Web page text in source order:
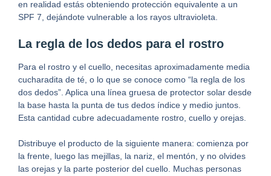
en realidad estás obteniendo protección equivalente a un
SPF 7, dejándote vulnerable a los rayos ultravioleta.
La regla de los dedos para el rostro
Para el rostro y el cuello, necesitas aproximadamente media
cucharadita de té, o lo que se conoce como “la regla de los
dos dedos”. Aplica una línea gruesa de protector solar desde
la base hasta la punta de tus dedos índice y medio juntos.
Esta cantidad cubre adecuadamente rostro, cuello y orejas.
Distribuye el producto de la siguiente manera: comienza por
la frente, luego las mejillas, la nariz, el mentón, y no olvides
las orejas y la parte posterior del cuello. Muchas personas